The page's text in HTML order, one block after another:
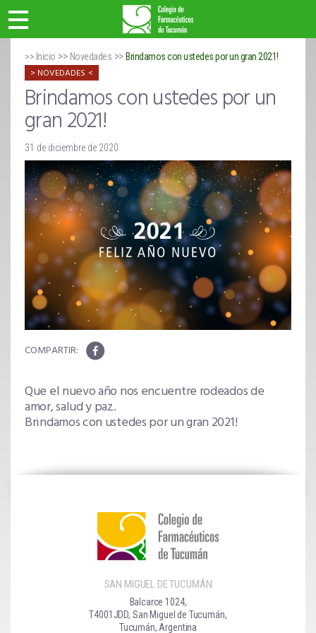
>> Inicio >> Novedades >> Brindamos con ustedes por un gran 2021!
NOVEDADES
Brindamos con ustedes por un
gran 2021!
31 de diciembre de 2020
Que el nuevo año nos encuentre rodeados de
amor, salud y paz.
Brindamos con ustedes por un gran 2021!
SAN MIGUEL DE TUCUMÁN
Balcarce 1024,
T4001JDD, San Miguel de Tucumán,
Tucumán, Argentina